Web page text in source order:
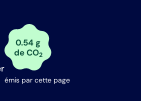
0.54 g
de CO2
émis par cette page